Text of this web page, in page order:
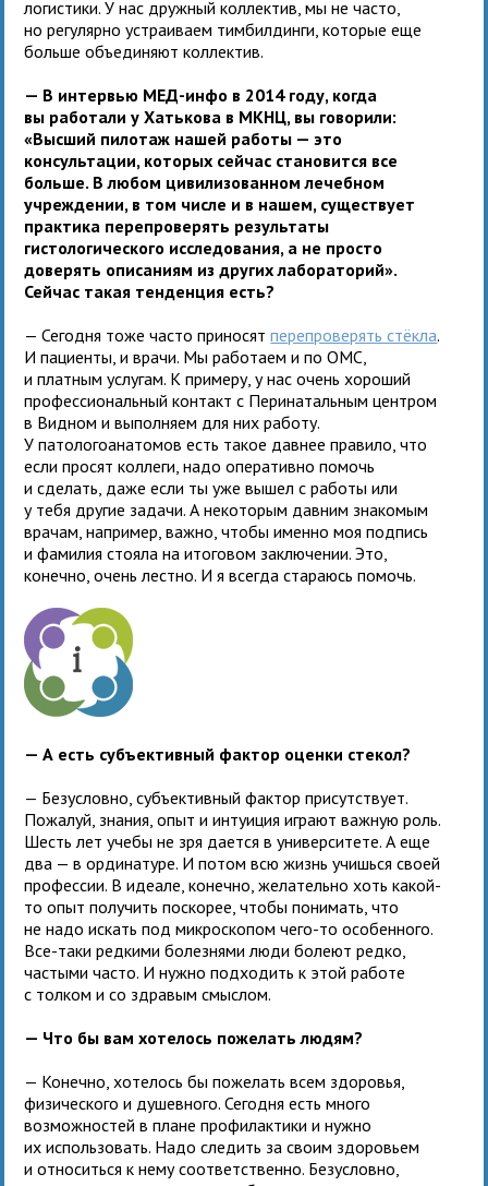
логистики. У нас дружный коллектив, мы не часто,
но регулярно устраиваем тимбилдинги, которые еще
больше объединяют коллектив.
— В интервью МЕД-инфо в 2014 году, когда
вы работали у Хатькова в МКНЦ, вы говорили:
«Высший пилотаж нашей работы — это
консультации, которых сейчас становится все
больше. В любом цивилизованном лечебном
учреждении, в том числе и в нашем, существует
практика перепроверять результаты
гистологического исследования, а не просто
доверять описаниям из других лабораторий».
Сейчас такая тенденция есть?
— Сегодня тоже часто приносятперепроверять стёкла.
И пациенты, и врачи. Мы работаем и по ОМС,
и платным услугам. К примеру, у нас очень хороший
профессиональный контакт с Перинатальным центром
в Видном и выполняем для них работу.
У патологоанатомов есть такое давнее правило, что
если просят коллеги, надо оперативно помочь
и сделать, даже если ты уже вышел с работы или
у тебя другие задачи. А некоторым давним знакомым
врачам, например, важно, чтобы именно моя подпись
и фамилия стояла на итоговом заключении. Это,
конечно, очень лестно. И я всегда стараюсь помочь.
— А есть субъективный фактор оценки стекол?
— Безусловно, субъективный фактор присутствует.
Пожалуй, знания, опыт и интуиция играют важную роль.
Шесть лет учебы не зря дается в университете. А еще
два — в ординатуре. И потом всю жизнь учишься своей
профессии. В идеале, конечно, желательно хоть какой-
то опыт получить поскорее, чтобы понимать, что
не надо искать под микроскопом чего-то особенного.
Все-таки редкими болезнями люди болеют редко,
частыми часто. И нужно подходить к этой работе
с толком и со здравым смыслом.
— Что бы вам хотелось пожелать людям?
— Конечно, хотелось бы пожелать всем здоровья,
физического и душевного. Сегодня есть много
возможностей в плане профилактики и нужно
их использовать. Надо следить за своим здоровьем
и относиться к нему соответственно. Безусловно,